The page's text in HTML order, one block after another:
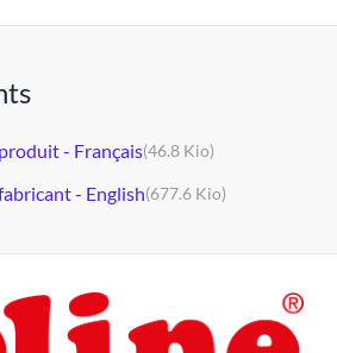
- Français(46.8 Kio)
- English(677.6 Kio)